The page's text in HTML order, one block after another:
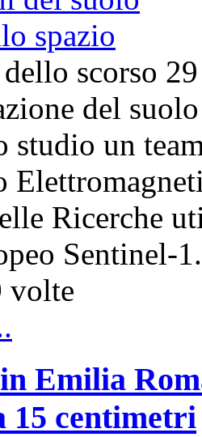
scorso
del
studio un
Ricerche
volte
Emilia
15 centimetri